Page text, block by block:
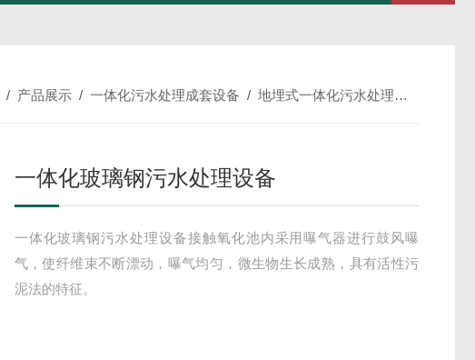
/ 产品展示 /一体化污水处理成套设备 /地埋式一体化污水处理设备
一体化玻璃钢污水处理设备
一体化玻璃钢污水处理设备接触氧化池内采用曝气器进行鼓风曝
气，使纤维束不断漂动，曝气均匀，微生物生长成熟，具有活性污
泥法的特征。